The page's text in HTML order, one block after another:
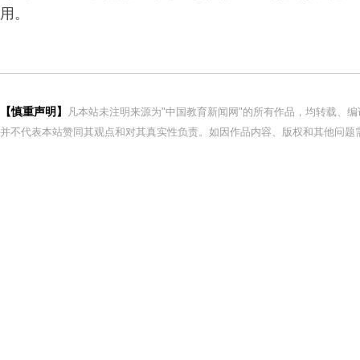
用。
【慎重声明】
凡本站未注明来源为"中国教育新闻网"的所有作品，均转载、
并不代表本站赞同其观点和对其真实性负责。如因作品内容、版权和其他问